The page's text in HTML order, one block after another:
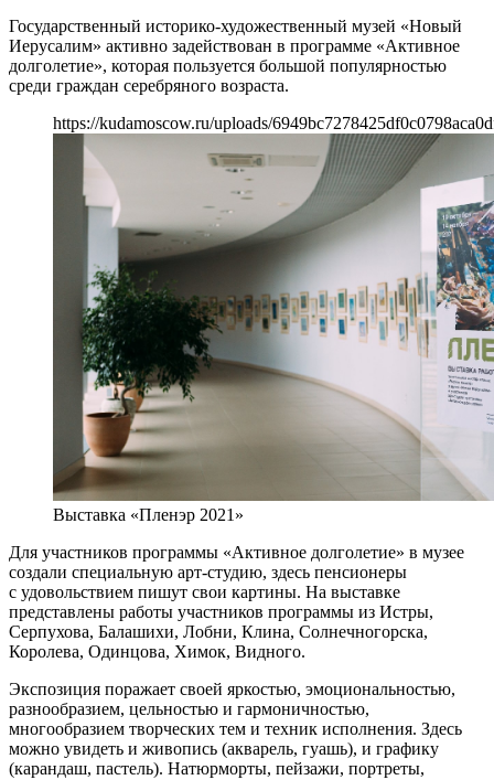
Государственный историко-художественный музей «Новый
Иерусалим» активно задействован в программе «Активное
долголетие», которая пользуется большой популярностью
среди граждан серебряного возраста.
https://kudamoscow.ru/uploads/
Выставка «Пленэр 2021»
Для участников программы «Активное долголетие» в музее
создали специальную арт-студию, здесь пенсионеры
с удовольствием пишут свои картины. На выставке
представлены работы участников программы из Истры,
Серпухова, Балашихи, Лобни, Клина, Солнечногорска,
Королева, Одинцова, Химок, Видного.
Экспозиция поражает своей яркостью, эмоциональностью,
разнообразием, цельностью и гармоничностью,
многообразием творческих тем и техник исполнения. Здесь
можно увидеть и живопись (акварель, гуашь), и графику
(карандаш, пастель). Натюрморты, пейзажи, портреты,